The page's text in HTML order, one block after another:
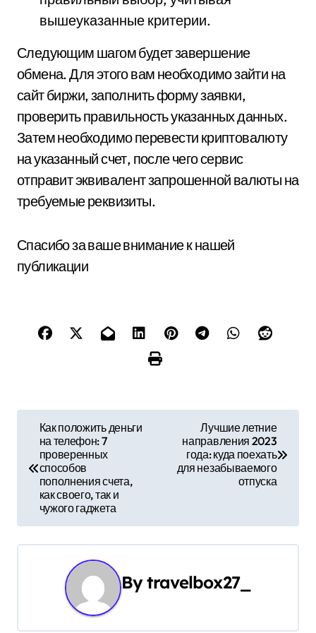
вышеуказанные критерии.
Следующим шагом будет завершение
обмена. Для этого вам необходимо зайти на
сайт биржи, заполнить форму заявки,
проверить правильность указанных данных.
Затем необходимо перевести криптовалюту
на указанный счет, после чего сервис
отправит эквивалент запрошенной валюты на
требуемые реквизиты.
Спасибо за ваше внимание к нашей
публикации
г
и
Как положить деньги
на телефон: 7
проверенных
способов
пополнения счета,
как своего, так и
чужого гаджета
Лучшие летние
направления 2023
года: куда поехать
для незабываемого
отпуска
Bytravelbox27_